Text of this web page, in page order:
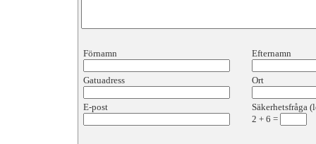
Förnamn Efternamn
Gatuadress Ort
E-post
Säkerhetsfråga
2 + 6 =